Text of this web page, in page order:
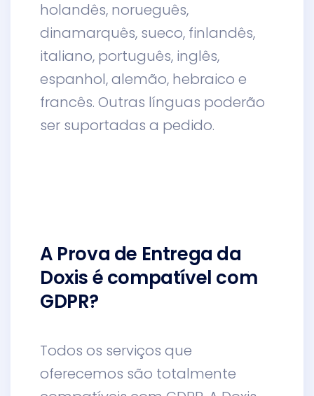
holandês, norueguês,
dinamarquês, sueco, finlandês,
italiano, português, inglês,
espanhol, alemão, hebraico e
francês. Outras línguas poderão
ser suportadas a pedido.
A Prova de Entrega da
Doxis é compatível com
GDPR?
Todos os serviços que
oferecemos são totalmente